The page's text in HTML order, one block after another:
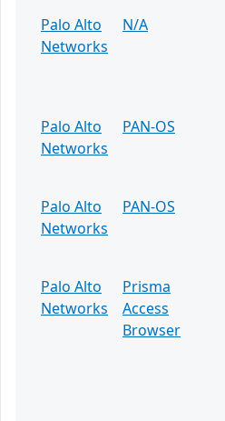
Palo Alto
Networks
N/A
Palo Alto
Networks
PAN-OS
Palo Alto
Networks
PAN-OS
Palo Alto
Networks
Prisma
Access
Browser